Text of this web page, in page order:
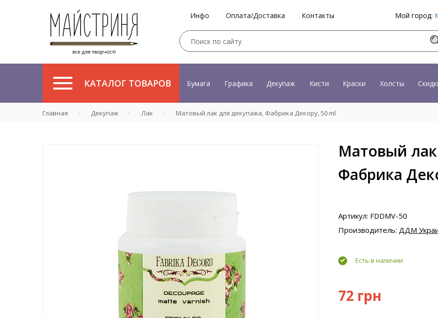
Инфо Оплата/Доставка Контакты Мой город:
КАТАЛОГ ТОВАРОВ Бумага Графика Декупаж Кисти Краски Холсты
Главная Декупаж Лак Матовый лак для декупажа, Фабрика Декору, 50 ml
Матовый
Фабрика
Артикул: FDDMV-50
Производитель: ДДМ
Есть в наличии
72 грн